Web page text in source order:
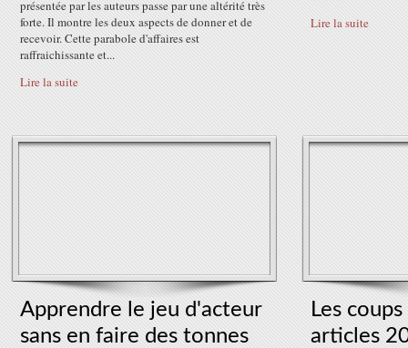
présentée par les auteurs passe par une altérité très
forte. Il montre les deux aspects de donner et de
recevoir. Cette parabole d'affaires est
raffraichissante et...
Lire la suite
Lire la suite
Apprendre le jeu d'acteur
sans en faire des tonnes
Les
articles